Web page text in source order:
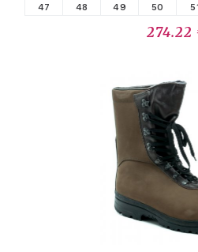
47 48 49 50
274.22